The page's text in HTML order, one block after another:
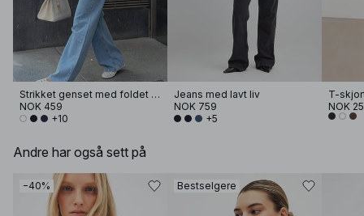
Strikket genset med foldet erme
NOK 459
+10
Jeans med lavt liv
NOK 759
+5
T-
NOK
Andre har også sett på
−40% Bestselgere